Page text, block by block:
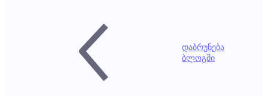
დაბრუნება
ბლოგში